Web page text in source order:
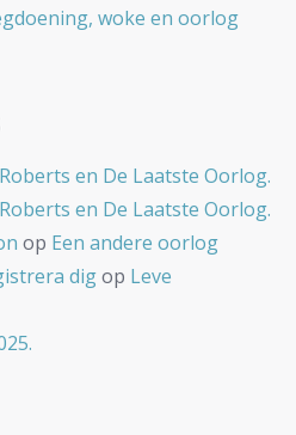
woke en oorlog
en De Laatste Oorlog.
en De Laatste Oorlog.
op Een andere oorlog
digop Leve